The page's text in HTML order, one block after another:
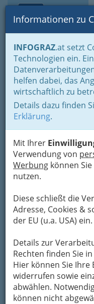
Informationen zu
INFOGRAZ.at setzt
Technologien ein.
helfen dabei, das
wirtschaftlich zu
Details dazu finden
Erklärung.
Mit Ihrer
Verwendung von
Werbung können
nutzen.
Diese schließt die
Adresse, Cookies &
der EU (u.a. USA) ein.
Details zur
Rechten finden Sie
Hier können Sie
widerrufen sowie
abwählen.
können nicht
Home Branchen
Wasserinstallateure -
A&O TEC
Frachtengasse 4,
+43 316 902 508-0
Karte
Karte anzeigen
Um die Info-Graz
Übermittlung
Formular. Ihre
Absenden
Unternehmen A&O
Mein Name